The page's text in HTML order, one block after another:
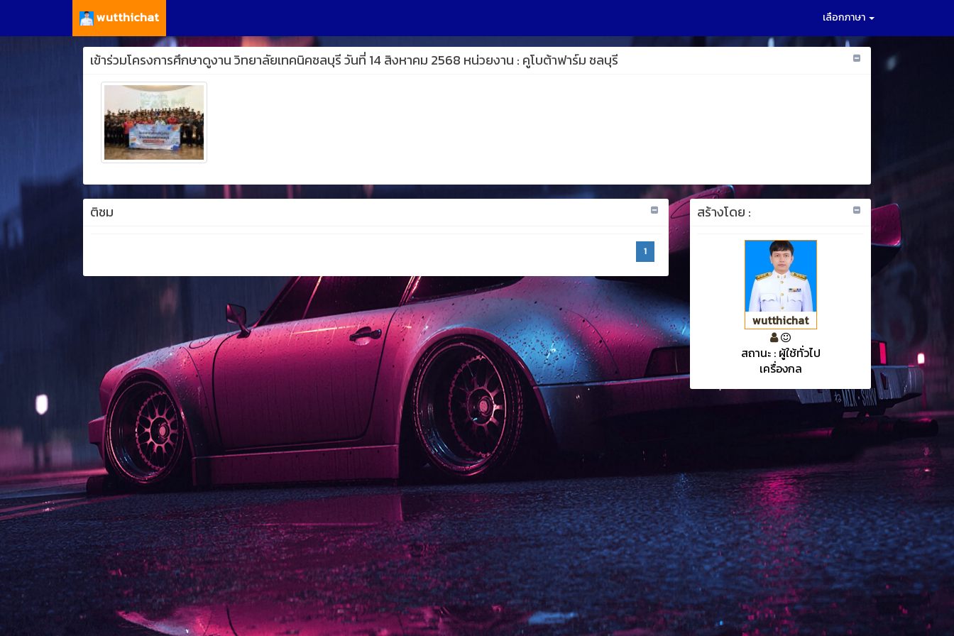
wutthichat เลือกภาษา
เข้าร่วมโครงการศึกษาดูงาน วิทยาลัยเทคนิคชลบุรี วันที่ 14 สิงหาคม 2568 หน่วยงาน : คูโบต้าฟาร์ม ชลบุรี
ติชม
1
สร้างโดย :
wutthichat
สถานะ : ผู้ใช้ทั่วไป
เครื่องกล